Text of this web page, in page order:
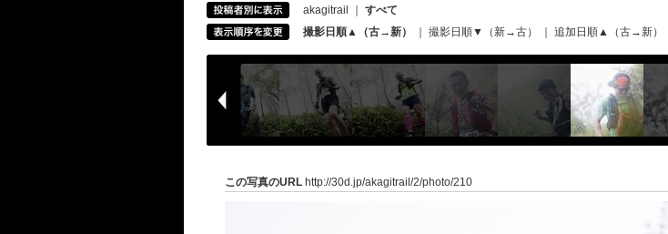
akagitrail
すべて
撮影日順▲（古→新）
撮影日順▼（新→古） 追加日順▲（古→新）
この写真のURL http://30d.jp/akagitrail/2/photo/210